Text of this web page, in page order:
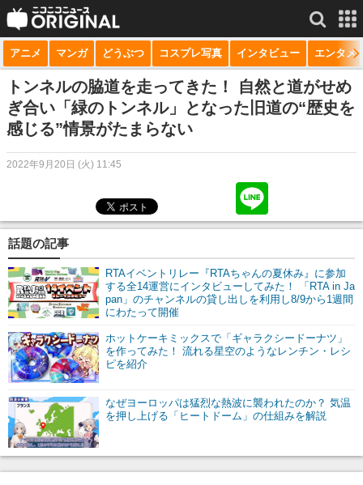
サービス一覧 もっと見る
niconico
動画
生放送
マンガ
ニコニコQ
アニメ マンガ どうぶつ コスプレ写真 インタビュー エンタメ
トンネルの脇道を走ってきた！ 自然と道がせめ
ぎ合い「緑のトンネル」となった旧道の“歴史を
感じる”情景がたまらない
2022年9月20日 (火) 11:45
話題の記事
RTAイベントリレー『RTAちゃんの夏休み』に参加
する全14運営にインタビューしてみた！ 「RTA in Ja
pan」のチャンネルの貸し出しを利用し8/9から1週間
にわたって開催
ホットケーキミックスで「ギャラクシードーナツ」
を作ってみた！ 流れる星空のようなレンチン・レシ
ピを紹介
なぜヨーロッパは猛烈な熱波に襲われたのか？ 気温
を押し上げる「ヒートドーム」の仕組みを解説